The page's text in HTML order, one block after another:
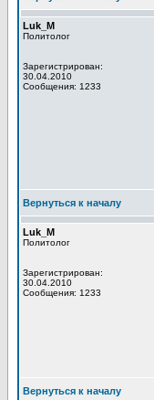
Luk_M
Политолог
Зарегистрирован:
30.04.2010
Сообщения: 1233
Вернуться к началу
Luk_M
Политолог
Зарегистрирован:
30.04.2010
Сообщения: 1233
Вернуться к началу